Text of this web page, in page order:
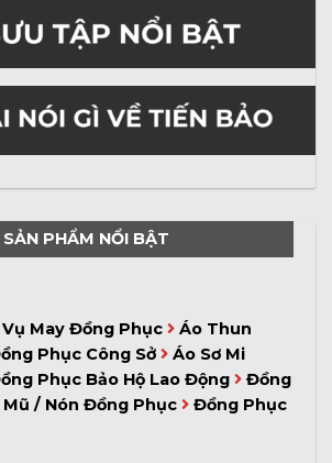
SẢN PHẨM NỔI BẬT
Vụ May Đồng Phục
Áo Thun
Phục Công Sở
Áo Sơ Mi
Phục Bảo Hộ Lao Động
Đồng
Mũ / Nón Đồng Phục
Đồng Phục